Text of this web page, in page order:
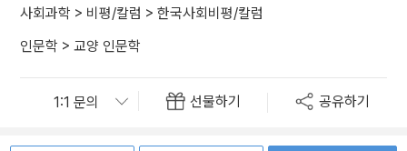
사회과학 > 비평/칼럼 > 한국사회비평/칼럼
인문학 > 교양 인문학
선물하기 공유하기